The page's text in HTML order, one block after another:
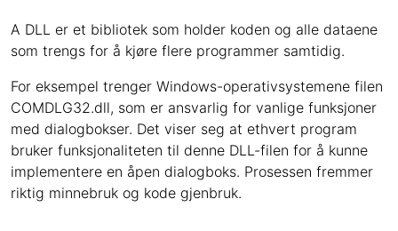
A DLL er et bibliotek som holder koden og alle dataene
som trengs for å kjøre flere programmer samtidig.
For eksempel trenger Windows-operativsystemene filen
COMDLG32.dll, som er ansvarlig for vanlige funksjoner
med dialogbokser. Det viser seg at ethvert program
bruker funksjonaliteten til denne DLL-filen for å kunne
implementere en åpen dialogboks. Prosessen fremmer
riktig minnebruk og kode gjenbruk.